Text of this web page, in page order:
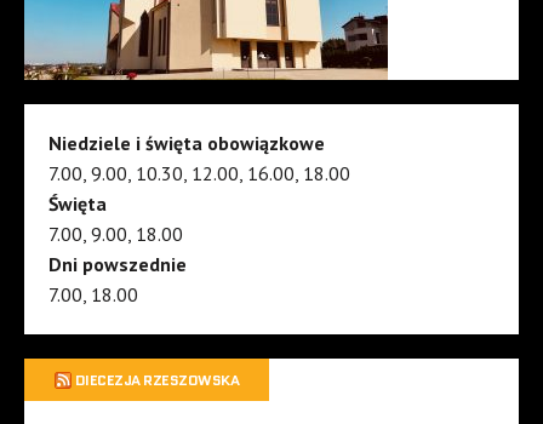
Niedziele i święta obowiązkowe
7.00, 9.00, 10.30, 12.00, 16.00, 18.00
Święta
7.00, 9.00, 18.00
Dni powszednie
7.00, 18.00
DIECEZJA RZESZOWSKA